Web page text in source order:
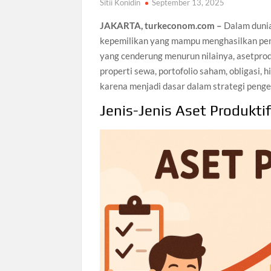
Sitii Konidin September 13, 2025
JAKARTA, turkeconom.com – Dalam
kepemilikan yang mampu menghasilkan
yang cenderung menurun nilainya,
properti sewa, portofolio saham, obligasi,
karena menjadi dasar dalam strategi
Jenis-Jenis Aset Produktif